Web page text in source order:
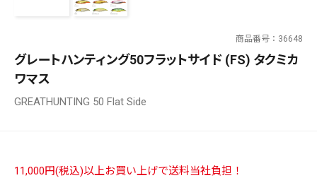
在庫
在庫あり
商品番号 36648
グレートハンティング50フラットサイド (FS) タクミカ
ワマス
GREATHUNTING 50 Flat Side
11,000円(税込)以上お買い上げで送料当社負担！